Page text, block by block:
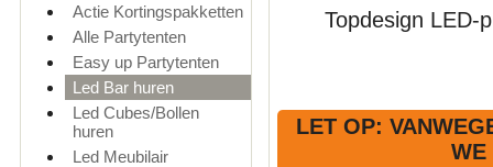
Actie Kortingspakketten
Alle Partytenten
Easy up Partytenten
Led Bar huren
Led Cubes/Bollen
huren
Led Meubilair
Topdesign LED-
LET OP: